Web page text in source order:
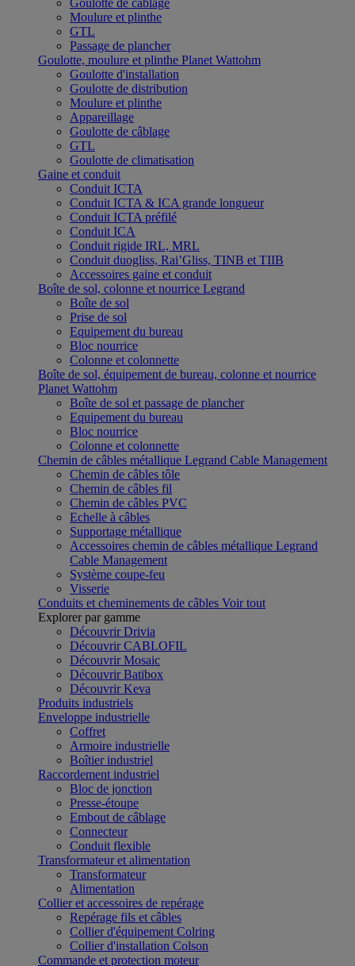
Goulotte de câblage
Moulure et plinthe
GTL
Passage de plancher
Goulotte, moulure et plinthe Planet Wattohm
Goulotte d'installation
Goulotte de distribution
Moulure et plinthe
Appareillage
Goulotte de câblage
GTL
Goulotte de climatisation
Gaine et conduit
Conduit ICTA
Conduit ICTA & ICA grande longueur
Conduit ICTA préfilé
Conduit ICA
Conduit rigide IRL, MRL
Conduit duogliss, Rai’Gliss, TINB et TIIB
Accessoires gaine et conduit
Boîte de sol, colonne et nourrice Legrand
Boîte de sol
Prise de sol
Equipement du bureau
Bloc nourrice
Colonne et colonnette
Boîte de sol, équipement de bureau, colonne et nourrice
Planet Wattohm
Boîte de sol et passage de plancher
Equipement du bureau
Bloc nourrice
Colonne et colonnette
Chemin de câbles métallique Legrand Cable Management
Chemin de câbles tôle
Chemin de câbles fil
Chemin de câbles PVC
Echelle à câbles
Supportage métallique
Accessoires chemin de câbles métallique Legrand
Cable Management
Système coupe-feu
Visserie
Conduits et cheminements de câbles Voir tout
Explorer par gamme
Découvrir Drivia
Découvrir CABLOFIL
Découvrir Mosaic
Découvrir Batibox
Découvrir Keva
Produits industriels
Enveloppe industrielle
Coffret
Armoire industrielle
Boîtier industriel
Raccordement industriel
Bloc de jonction
Presse-étoupe
Embout de câblage
Connecteur
Conduit flexible
Transformateur et alimentation
Transformateur
Alimentation
Collier et accessoires de repérage
Repérage fils et câbles
Collier d'équipement Colring
Collier d'installation Colson
Commande et protection moteur